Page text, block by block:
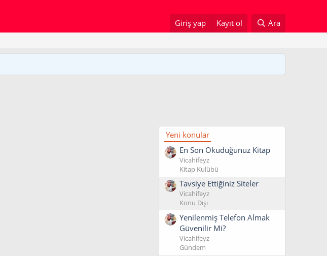
Giriş yap Kayıt ol Ara
Yeni konular
En Son Okuduğunuz Kitap
Vicahifeyz
Kitap Kulübü
Tavsiye Ettiğiniz Siteler
Vicahifeyz
Konu Dışı
Yenilenmiş Telefon Almak
Güvenilir Mi?
Vicahifeyz
Gündem